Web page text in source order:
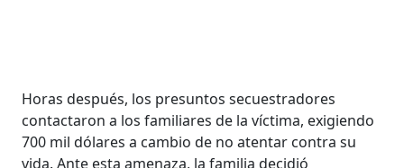
Horas después, los presuntos secuestradores
contactaron a los familiares de la víctima, exigiendo
700 mil dólares a cambio de no atentar contra su
vida. Ante esta amenaza, la familia decidió